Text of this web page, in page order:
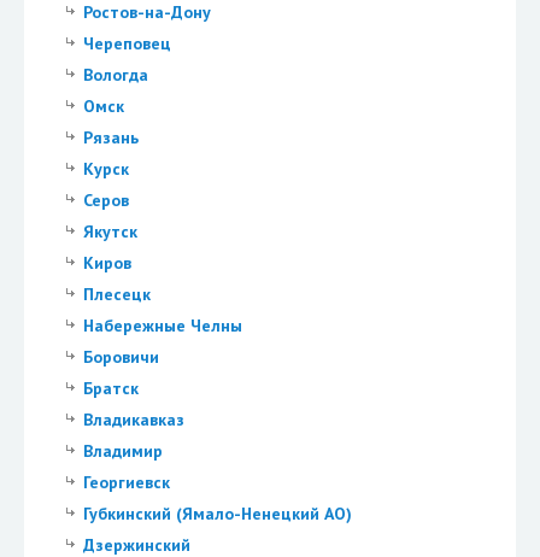
Ростов-на-Дону
Череповец
Вологда
Омск
Рязань
Курск
Серов
Якутск
Киров
Плесецк
Набережные Челны
Боровичи
Братск
Владикавказ
Владимир
Георгиевск
Губкинский (Ямало-Ненецкий АО)
Дзержинский